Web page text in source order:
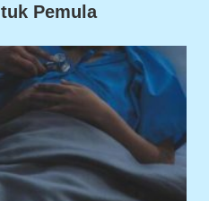
Pemula